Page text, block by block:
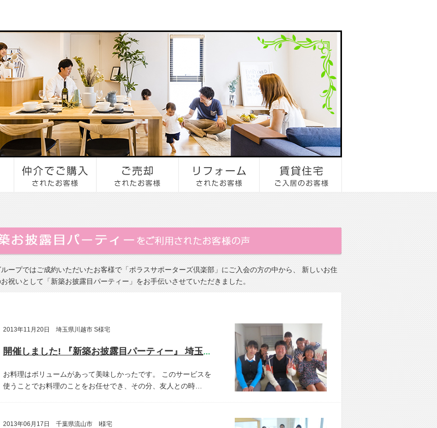
ープではご成約いただいたお客様で「ポラスサポーターズ倶楽部」にご入会の方の中から、 新しいお住
お祝いとして「新築お披露目パーティー」をお手伝いさせていただきました。
2013年11月20日 埼玉県川越市 S様宅
開催しました! 『新築お披露目パーティー』 埼玉県川越市 S様宅
お料理はボリュームがあって美味しかったです。
このサービスを
使うことでお料理のことをお任せでき、その分、友人との時…
2013年06月17日 千葉県流山市 I様宅